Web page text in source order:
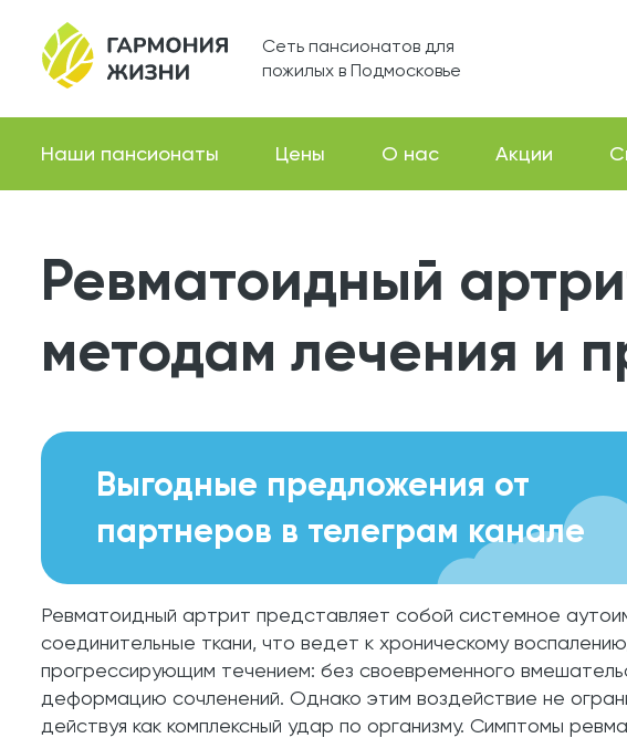
Сеть пансионатов для
пожилых в Подмосковье
Наши пансионаты Цены О нас Акции
Ревматоидный
методам лечения и
Выгодные предложения от
партнеров в телеграм канале
Ревматоидный артрит представляет собой системное
соединительные ткани, что ведет к хроническому
прогрессирующим течением: без своевременного
деформацию сочленений. Однако этим воздействие не
действуя как комплексный удар по организму. Симптомы